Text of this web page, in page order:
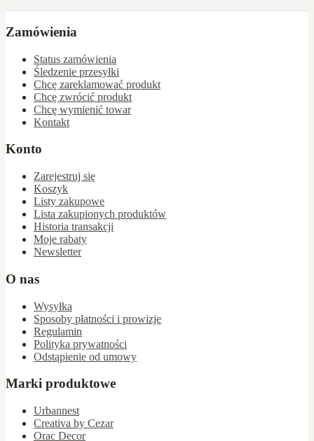
Zamówienia
Status zamówienia
Śledzenie przesyłki
Chcę zareklamować produkt
Chcę zwrócić produkt
Chcę wymienić towar
Kontakt
Konto
Zarejestruj się
Koszyk
Listy zakupowe
Lista zakupionych produktów
Historia transakcji
Moje rabaty
Newsletter
O nas
Wysyłka
Sposoby płatności i prowizje
Regulamin
Polityka prywatności
Odstąpienie od umowy
Marki produktowe
Urbannest
Creativa by Cezar
Orac Decor